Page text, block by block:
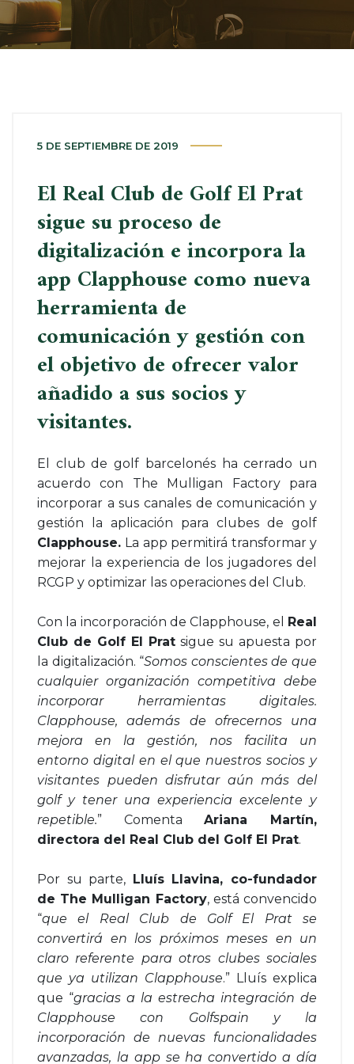
5 DE SEPTIEMBRE DE 2019
El Real Club de Golf El Prat
sigue su proceso de
digitalización e incorpora la
app Clapphouse como nueva
herramienta de
comunicación y gestión con
el objetivo de ofrecer valor
añadido a sus socios y
visitantes.
El club de golf barcelonés ha cerrado un
acuerdo con The Mulligan Factory para
incorporar a sus canales de comunicación y
gestión la aplicación para clubes de golf
Clapphouse. La app permitirá transformar y
mejorar la experiencia de los jugadores del
RCGP y optimizar las operaciones del Club.
Con la incorporación de Clapphouse, el Real
Club de Golf El Prat sigue su apuesta por
la digitalización. “Somos conscientes de que
cualquier organización competitiva debe
incorporar herramientas digitales.
Clapphouse, además de ofrecernos una
mejora en la gestión, nos facilita un
entorno digital en el que nuestros socios y
visitantes pueden disfrutar aún más del
golf y tener una experiencia excelente y
repetible.” ComentaAriana Martín,
directora del Real Club del Golf El Prat.
Por su parte, Lluís Llavina, co-fundador
de The Mulligan Factory, está convencido
“que el Real Club de Golf El Prat se
convertirá en los próximos meses en un
claro referente para otros clubes sociales
que ya utilizan Clapphouse.” Lluís explica
que “gracias a la estrecha integración de
Clapphouse con Golfspain y la
incorporación de nuevas funcionalidades
avanzadas, la app se ha convertido a día